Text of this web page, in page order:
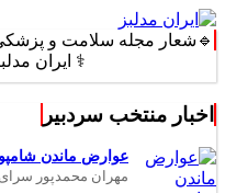
🔹شعار مجله سلامت و پزشکی
⚕️ ایران مدلبز؛ پلی
اخبار منتخب سردبیر
عوارض ماندن
مهران محمدپور